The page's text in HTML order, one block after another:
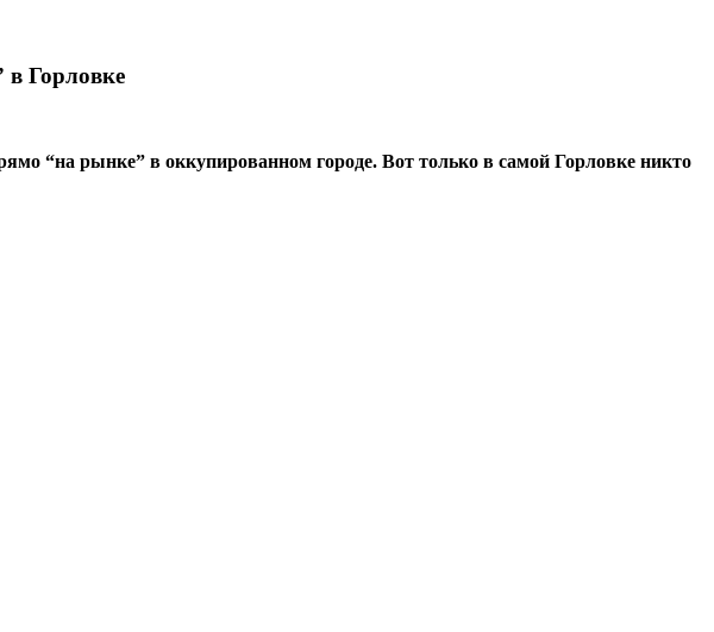
Горловке
“на рынке” в оккупированном городе. Вот только в самой Горловке никто